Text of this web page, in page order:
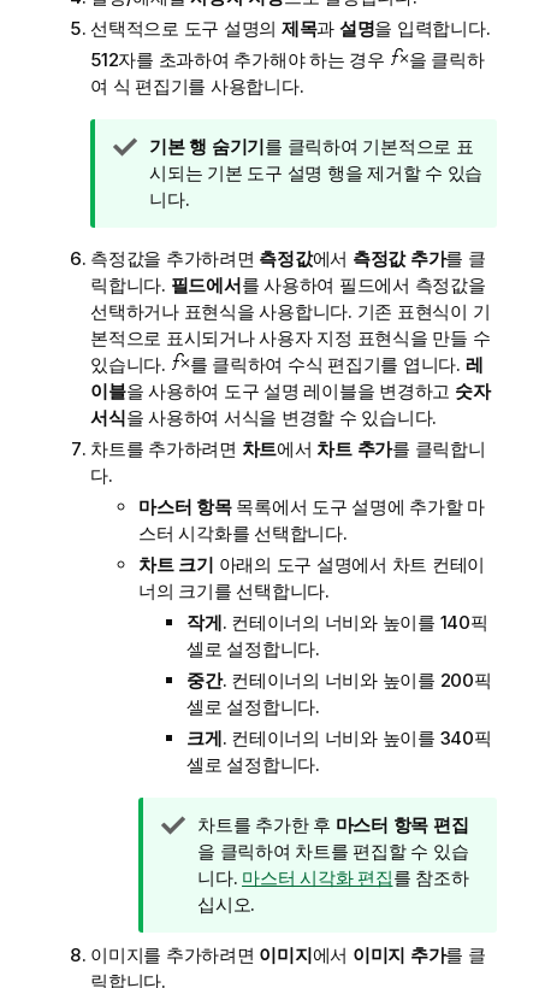
선택적으로 도구 설명의 제목과 설명을 입력합니다.
512자를 초과하여 추가해야 하는 경우
을 클릭하
여 식 편집기를 사용합니다.
팁
메
모
기본 행 숨기기를 클릭하여 기본적으로 표
시되는 기본 도구 설명 행을 제거할 수 있습
니다.
측정값을 추가하려면 측정값에서 측정값 추가를 클
릭합니다. 필드에서를 사용하여 필드에서 측정값을
선택하거나 표현식을 사용합니다. 기존 표현식이 기
본적으로 표시되거나 사용자 지정 표현식을 만들 수
있습니다.
를 클릭하여 수식 편집기를 엽니다. 레
이블을 사용하여 도구 설명 레이블을 변경하고 숫자
서식을 사용하여 서식을 변경할 수 있습니다.
차트를 추가하려면 차트에서 차트 추가를 클릭합니
다.
마스터 항목목록에서 도구 설명에 추가할 마
스터 시각화를 선택합니다.
차트 크기 아래의 도구 설명에서 차트 컨테이
너의 크기를 선택합니다.
작게. 컨테이너의 너비와 높이를 140픽
셀로 설정합니다.
중간. 컨테이너의 너비와 높이를 200픽
셀로 설정합니다.
크게. 컨테이너의 너비와 높이를 340픽
셀로 설정합니다.
팁
메
모
차트를 추가한 후 마스터 항목 편집
을 클릭하여 차트를 편집할 수 있습
니다. 마스터 시각화 편집를 참조하
십시오.
이미지를 추가하려면 이미지에서 이미지 추가를 클
릭합니다.